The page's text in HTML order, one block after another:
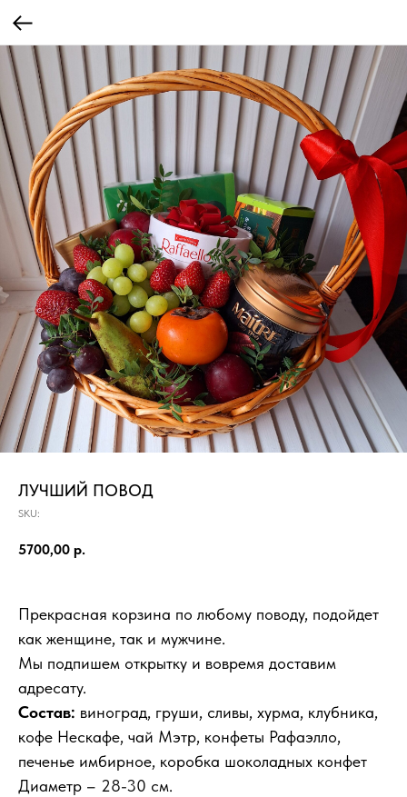
ЛУЧШИЙ ПОВОД
SKU:
5700,00 р.
Прекрасная корзина по любому поводу, подойдет
как женщине, так и мужчине.
Мы подпишем открытку и вовремя доставим
адресату.
Состав: виноград, груши, сливы, хурма, клубника,
кофе Нескафе, чай Мэтр, конфеты Рафаэлло,
печенье имбирное, коробка шоколадных конфет
Диаметр – 28-30 см.